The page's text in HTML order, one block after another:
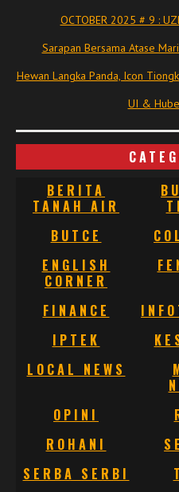
OCTOBER 2025 # 9 :
Sarapan Bersama Atase
Hewan Langka Panda, Icon
UI &
BERITA
TANAH AIR
BUTCE
ENGLISH
CORNER
FINANCE
IPTEK
LOCAL NEWS
OPINI
ROHANI
SERBA SERBI